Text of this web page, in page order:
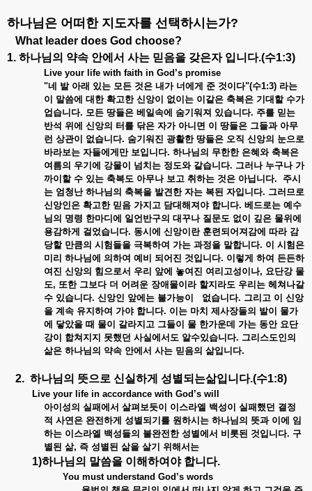
하나님은 어떠한 지도자를 선택하시는가?
What leader does God choose?
1. 하나님의 약속 안에서 사는 믿음을 갖은자 입니다.(수1:3)
Live your life with faith in God’s promise
"네 발 아래 있는 모든 것은 내가 너에게 준 것이다"(수1:3) 라는
이 말씀에 대한 확고한 신앙이 없이는 이같은 축복은 기대할 수가
업습니다. 모든 땅들은 베일속에 숨기워져 있습니다. 주를 믿는
반석 위에 신앙의 터를 닦은 자가 아니면 이 땅들은 그들과 아무
런 상관이 없습니다. 숨기워진 광활한 땅들은 오직 신앙의 눈으로
바라보는 자들에게만 보입니다. 하나님의 무한한 은혜와 축복은
여름의 우기에 강물이 넘치는 정도와 같습니다. 그러나 누구나 가
까이할 수 있는 축복도 아무나 보고 취하는 것은 아닙니다. 주시
는 엄청난 하나님의 축복을 발견한 자는 복된 자입니다. 그러므로
신앙인은 확고한 믿음 가지고 담대해져야 합니다. 베드로는 예수
님의 명령 한마디에 일언반구의 대꾸나 질문도 없이 깊은 물위에
용감하게 걸었습니다. 동시에 신앙이란 훈련되어져감에 따라 감
당할 만큼의 시험들을 극복하여 가는 과정을 말합니다. 이 시험은
미리 하나님에 의하여 예비 되어진 것입니다. 이렇게 하여 든든하
여진 신앙의 힘으로서 우리 앞에 놓여진 여리고성이나, 요단강 물
도, 또한 그보다 더 어려운 장애물이라 할지라도 우리는 헤쳐나갈
수 있습니다. 신앙인 앞에는 불가능이 없습니다. 그리고 이 신앙
을 계속 유지하여 가야 합니다. 이는 마치 제사장들의 발이 물가
에 닿았을 때 물이 갈라지고 그들이 물 한가운데 가는 동안 요단
강이 합쳐지지 못했던 사실에서도 알수있습니다. 그리스도인의
삶은 하나님의 약속 안에서 사는 믿음의 삶입니다.
2. 하나님의 뜻으로 신실하게 성별되는삶입니다.(수1:8)
Live your life in accordance with God’s will
아이성의 실패에서 살펴보듯이 이스라엘 백성이 실패했던 결정
적 사연은 완전하게 성별되기를 원하시는 하나님의 뜻과 이에 임
하는 이스라엘 백성들의 불완전한 성별에서 비롯된 것입니다. 구
별된 삶, 즉 성별된 삶을 살기 위해서는
1)하나님의 말씀을 이해하여야 합니다.
You must understand God’s words